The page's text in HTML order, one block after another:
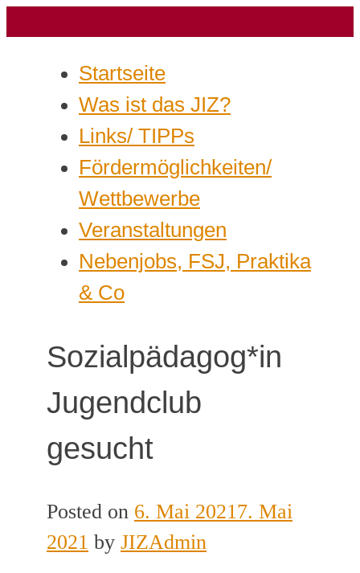
Startseite
Was ist das JIZ?
Links/ TIPPs
Fördermöglichkeiten/
Wettbewerbe
Veranstaltungen
Nebenjobs, FSJ, Praktika
& Co
Sozialpädagog*in
Jugendclub
gesucht
Posted on 6. Mai 20217. Mai
2021 by JIZAdmin